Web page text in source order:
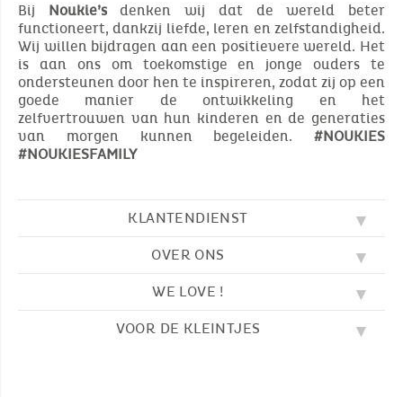
Bij Noukie’sdenken wij dat de wereld beter
functioneert, dankzij liefde, leren en zelfstandigheid.
Wij willen bijdragen aan een positievere wereld. Het
is aan ons om toekomstige en jonge ouders te
ondersteunen door hen te inspireren, zodat zij op een
goede manier de ontwikkeling en het
zelfvertrouwen van hun kinderen en de generaties
van morgen kunnen begeleiden. #NOUKIES
#NOUKIESFAMILY
KLANTENDIENST
FAQ
CONTACTEER ONS
AVV
OVER ONS
ONZE WAARDEN
ONS VERHAAL
WE LOVE !
BORDUURWERK
VOOR DE KLEINTJES